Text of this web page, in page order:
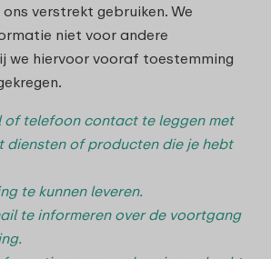
verstrekt gebruiken. We
niet voor andere
we hiervoor vooraf toestemming
of telefoon contact te leggen met
diensten of producten die je hebt
te kunnen leveren.
te informeren over de voortgang